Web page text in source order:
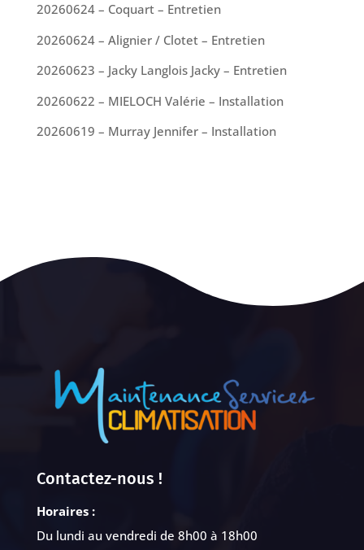
20260624 – Coquart – Entretien
20260624 – Alignier / Clotet – Entretien
20260623 – Jacky Langlois Jacky – Entretien
20260622 – MIELOCH Valérie – Installation
20260619 – Murray Jennifer – Installation
Contactez-nous !
Horaires :
Du lundi au vendredi de 8h00 à 18h00